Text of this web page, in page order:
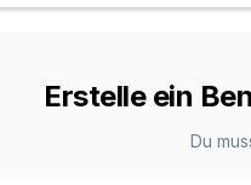
Erstelle ein
Du